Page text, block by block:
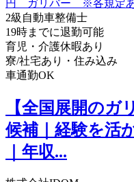
2級自動車整備士
19時までに退勤可能
育児・介護休暇あり
寮/社宅あり・住み込み
車通勤OK
【全国展開のガ
候補｜経験を活
｜年収...